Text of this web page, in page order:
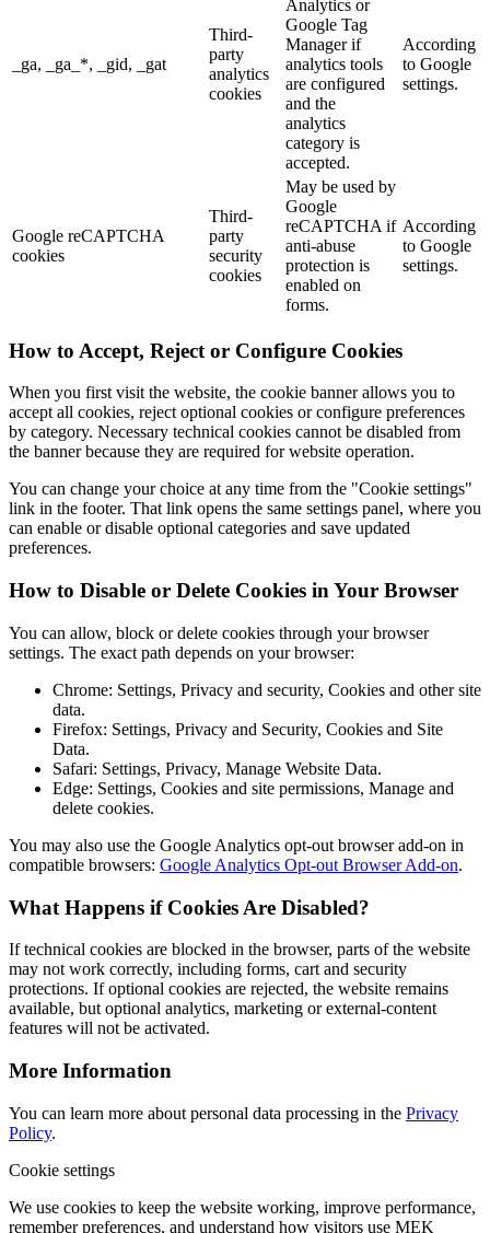
_ga, _ga_*, _gid, _gat
Third-
party
analytics
cookies
Analytics or
Google Tag
Manager if
analytics tools
are configured
and the
analytics
category is
accepted.
According
to Google
settings.
Google reCAPTCHA
cookies
Third-
party
security
cookies
May be used by
Google
reCAPTCHA if
anti-abuse
protection is
enabled on
forms.
According
to Google
settings.
How to Accept, Reject or Configure Cookies
When you first visit the website, the cookie banner allows you to
accept all cookies, reject optional cookies or configure preferences
by category. Necessary technical cookies cannot be disabled from
the banner because they are required for website operation.
You can change your choice at any time from the "Cookie settings"
link in the footer. That link opens the same settings panel, where you
can enable or disable optional categories and save updated
preferences.
How to Disable or Delete Cookies in Your Browser
You can allow, block or delete cookies through your browser
settings. The exact path depends on your browser:
Chrome: Settings, Privacy and security, Cookies and other site
data.
Firefox: Settings, Privacy and Security, Cookies and Site
Data.
Safari: Settings, Privacy, Manage Website Data.
Edge: Settings, Cookies and site permissions, Manage and
delete cookies.
You may also use the Google Analytics opt-out browser add-on in
compatible browsers: Google Analytics Opt-out Browser Add-on.
What Happens if Cookies Are Disabled?
If technical cookies are blocked in the browser, parts of the website
may not work correctly, including forms, cart and security
protections. If optional cookies are rejected, the website remains
available, but optional analytics, marketing or external-content
features will not be activated.
More Information
You can learn more about personal data processing in the Privacy
Policy.
Cookie settings
We use cookies to keep the website working, improve performance,
remember preferences, and understand how visitors use MEK